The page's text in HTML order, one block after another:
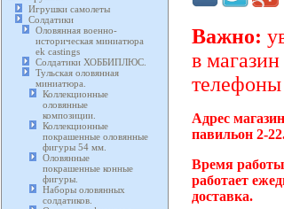
Игрушки самолеты
Солдатики
Оловянная военно-
историческая миниатюра
ek castings
Солдатики ХОББИПЛЮС.
Тульская оловянная
миниатюра.
Коллекционные
оловянные
композиции.
Коллекционные
покрашенные оловянные
фигуры 54 мм.
Оловянные
покрашенные конные
фигуры.
Наборы оловянных
солдатиков.
Важно:
в
Адрес
павильон 2-
Время
работает
доставка.